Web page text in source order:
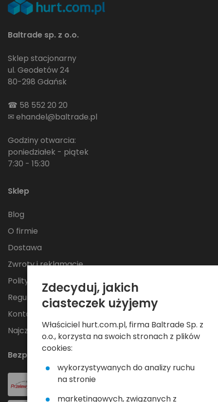
Baltrade sp. z o.o.
Sklep stacjonarny
ul. Geodetów 24
80-298 Gdańsk
☎ 58 552 20 20
✉ehandel@baltrade.pl
Godziny otwarcia:
poniedziałek - piątek
7:30 - 15:30
Sklep
Blog
O firmie
Dostawa
Zwroty i reklamacje
Polityka Prywatności
Regulamin
Kontakt
Najczęściej zadawane pytania
Bezpieczne płatności
Zdecyduj, jakich
ciasteczek użyjemy
Właściciel hurt.com.pl, firma Baltrade Sp. z
o.o., korzysta na swoich stronach z plików
cookies:
wykorzystywanych do analizy ruchu
na stronie
marketingowych, związanych z